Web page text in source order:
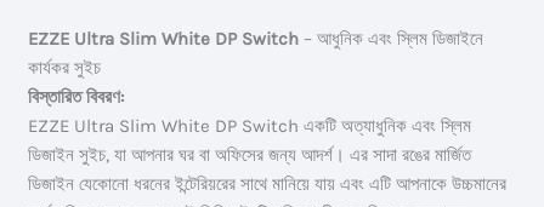
EZZE Ultra Slim White DP Switch – আধুনিক এবং স্লিম ডিজাইনে
কার্যকর সুইচ
বিস্তারিত বিবরণ:
EZZE Ultra Slim White DP Switch একটি অত্যাধুনিক এবং স্লিম
ডিজাইন সুইচ, যা আপনার ঘর বা অফিসের জন্য আদর্শ। এর সাদা রঙের মার্জিত
ডিজাইন যেকোনো ধরনের ইন্টেরিয়রের সাথে মানিয়ে যায় এবং এটি আপনাকে উচ্চমানের